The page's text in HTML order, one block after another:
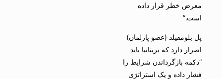
معرض خطر قرار داده
است.”
پل بلومفیلد (عضو پارلمان)
اصرار دارد که بریتانیا باید
“دکمه بازگرداندن شرایط را
فشار داده و یک استراتژی